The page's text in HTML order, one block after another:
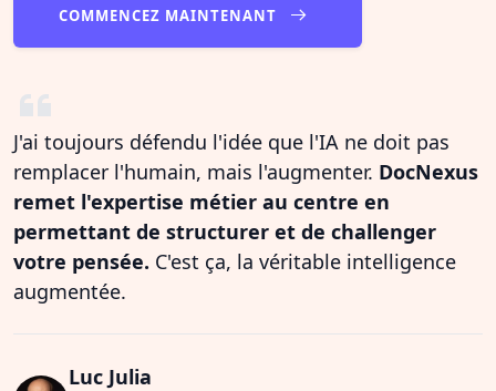
COMMENCEZ MAINTENANT
J'ai toujours défendu l'idée que l'IA ne doit pas
remplacer l'humain, mais l'augmenter. DocNexus
remet l'expertise métier au centre en
permettant de structurer et de challenger
votre pensée. C'est ça, la véritable intelligence
augmentée.
Luc Julia